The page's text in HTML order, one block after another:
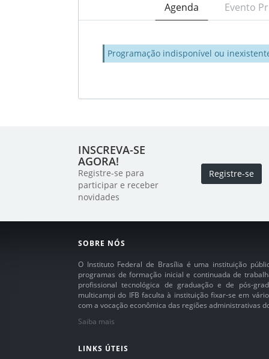
Agenda Evento
Programação indisponível ou
INSCREVA-SE
AGORA!
Registre-se para
participar e receber
novidades
Registre-se
SOBRE NÓS
O Instituto Federal de Brasília é uma instituição
programas de formação inicial e continuada de
profissional tecnológica de graduação e de pós-
multicampi do IFB faculta à instituição fixar-se em
com a vocação econômica das regiões administrativas
Saiba mais
LINKS ÚTEIS